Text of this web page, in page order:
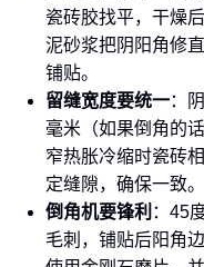
瓷砖胶找平，干燥
泥砂浆把阴阳角修
铺贴。
留缝宽度要统一：
毫米（如果倒角的
窄热胀冷缩时瓷砖
定缝隙，确保一致。
倒角机要锋利 ：45
毛刺，铺贴后阳角